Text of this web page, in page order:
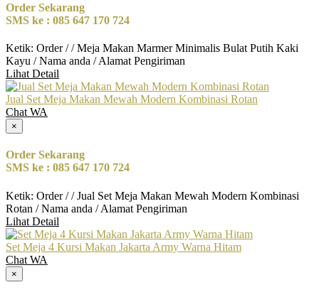
Order Sekarang
SMS ke : 085 647 170 724
Ketik: Order / / Meja Makan Marmer Minimalis Bulat Putih Kaki
Kayu / Nama anda / Alamat Pengiriman
Lihat Detail
Jual Set Meja Makan Mewah Modern Kombinasi Rotan
Chat WA
×
Order Sekarang
SMS ke : 085 647 170 724
Ketik: Order / / Jual Set Meja Makan Mewah Modern Kombinasi
Rotan / Nama anda / Alamat Pengiriman
Lihat Detail
Set Meja 4 Kursi Makan Jakarta Army Warna Hitam
Chat WA
×